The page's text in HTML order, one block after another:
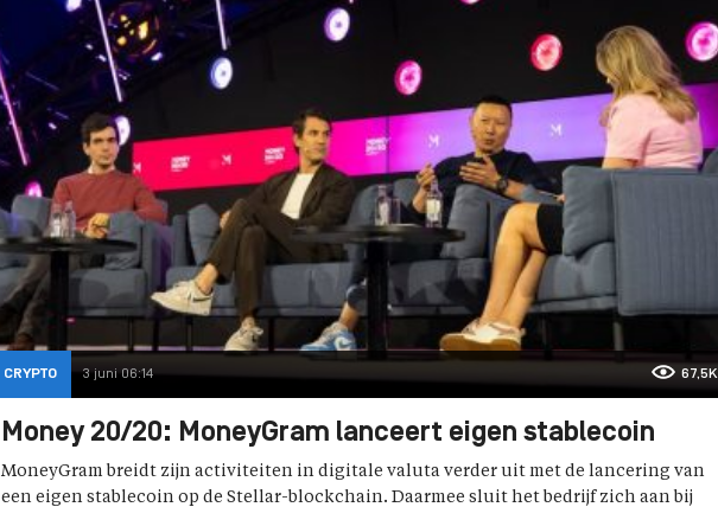
CRYPTO 3 juni 06:14 67,5K
Money 20/20: MoneyGram lanceert eigen stablecoin
MoneyGram breidt zijn activiteiten in digitale valuta verder uit met de lancering van
een eigen stablecoin op de Stellar-blockchain. Daarmee sluit het bedrijf zich aan bij